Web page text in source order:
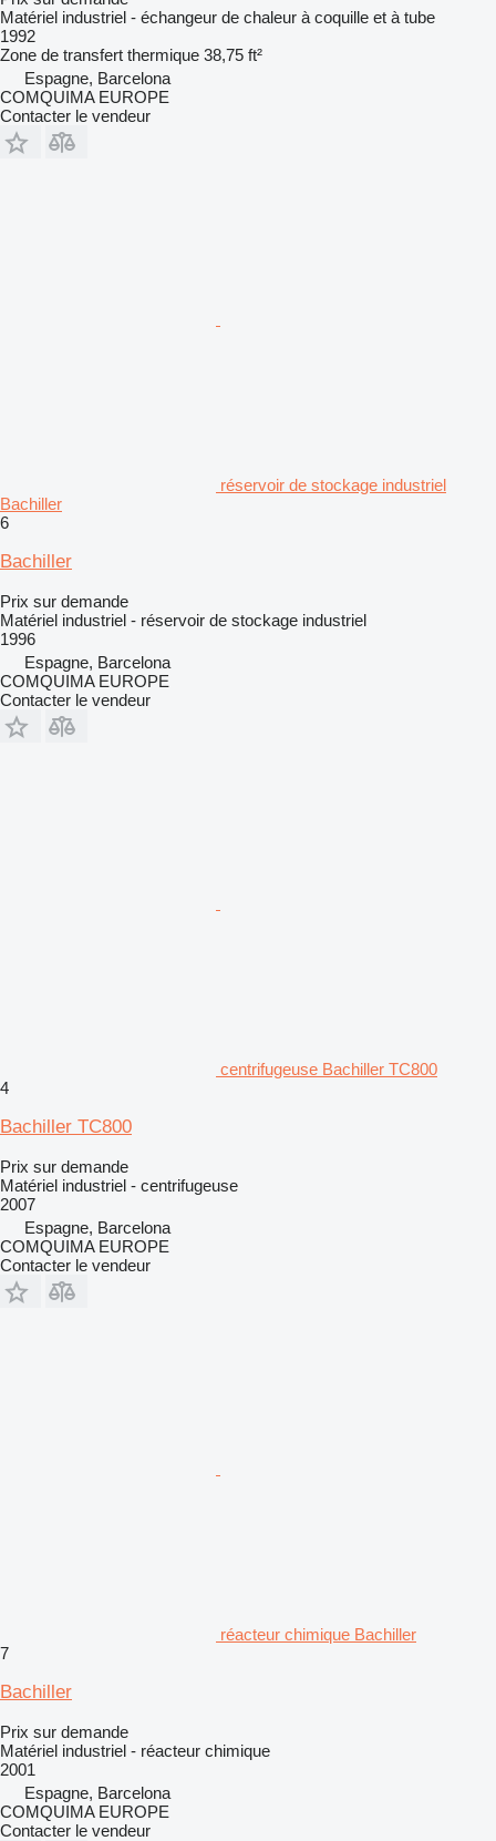
Matériel industriel - échangeur de chaleur à coquille et à tube
1992
Zone de transfert thermique 38,75 ft²
Espagne, Barcelona
COMQUIMA EUROPE
Contacter le vendeur
réservoir de stockage industriel
Bachiller
6
Bachiller
Prix sur demande
Matériel industriel - réservoir de stockage industriel
1996
Espagne, Barcelona
COMQUIMA EUROPE
Contacter le vendeur
centrifugeuse Bachiller TC800
4
Bachiller TC800
Prix sur demande
Matériel industriel - centrifugeuse
2007
Espagne, Barcelona
COMQUIMA EUROPE
Contacter le vendeur
réacteur chimique Bachiller
7
Bachiller
Prix sur demande
Matériel industriel - réacteur chimique
2001
Espagne, Barcelona
COMQUIMA EUROPE
Contacter le vendeur